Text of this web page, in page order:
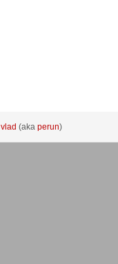
vlad (aka perun)